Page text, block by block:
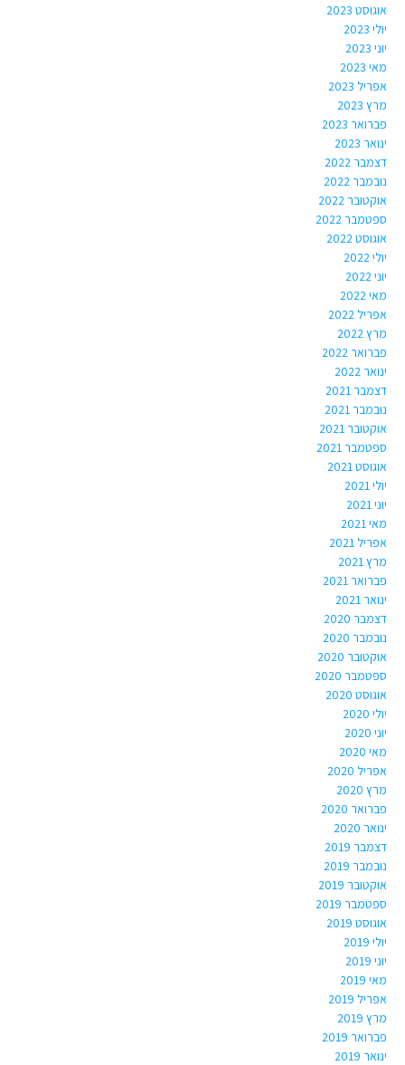
אוגוסט 2023
יולי 2023
יוני 2023
מאי 2023
אפריל 2023
מרץ 2023
פברואר 2023
ינואר 2023
דצמבר 2022
נובמבר 2022
אוקטובר 2022
ספטמבר 2022
אוגוסט 2022
יולי 2022
יוני 2022
מאי 2022
אפריל 2022
מרץ 2022
פברואר 2022
ינואר 2022
דצמבר 2021
נובמבר 2021
אוקטובר 2021
ספטמבר 2021
אוגוסט 2021
יולי 2021
יוני 2021
מאי 2021
אפריל 2021
מרץ 2021
פברואר 2021
ינואר 2021
דצמבר 2020
נובמבר 2020
אוקטובר 2020
ספטמבר 2020
אוגוסט 2020
יולי 2020
יוני 2020
מאי 2020
אפריל 2020
מרץ 2020
פברואר 2020
ינואר 2020
דצמבר 2019
נובמבר 2019
אוקטובר 2019
ספטמבר 2019
אוגוסט 2019
יולי 2019
יוני 2019
מאי 2019
אפריל 2019
מרץ 2019
פברואר 2019
ינואר 2019